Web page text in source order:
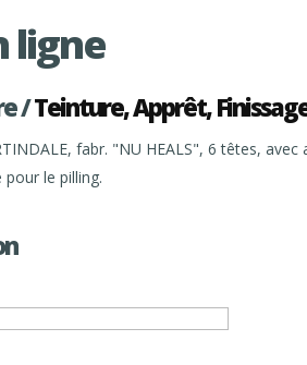
ligne
/Teinture, Apprêt,
fabr. "NU HEALS", 6 têtes,
le pilling.